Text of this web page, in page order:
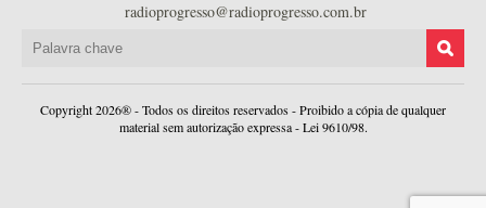
radioprogresso@radioprogresso.com.br
Copyright 2026® - Todos os direitos reservados - Proibido a cópia de qualquer
material sem autorização expressa - Lei 9610/98.